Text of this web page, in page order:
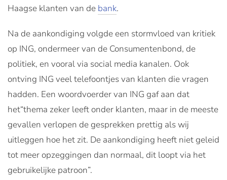
Haagse klanten van de bank.
Na de aankondiging volgde een stormvloed van kritiek
op ING, ondermeer van de Consumentenbond, de
politiek, en vooral via social media kanalen. Ook
ontving ING veel telefoontjes van klanten die vragen
hadden. Een woordvoerder van ING gaf aan dat
het“thema zeker leeft onder klanten, maar in de meeste
gevallen verlopen de gesprekken prettig als wij
uitleggen hoe het zit. De aankondiging heeft niet geleid
tot meer opzeggingen dan normaal, dit loopt via het
gebruikelijke patroon”.